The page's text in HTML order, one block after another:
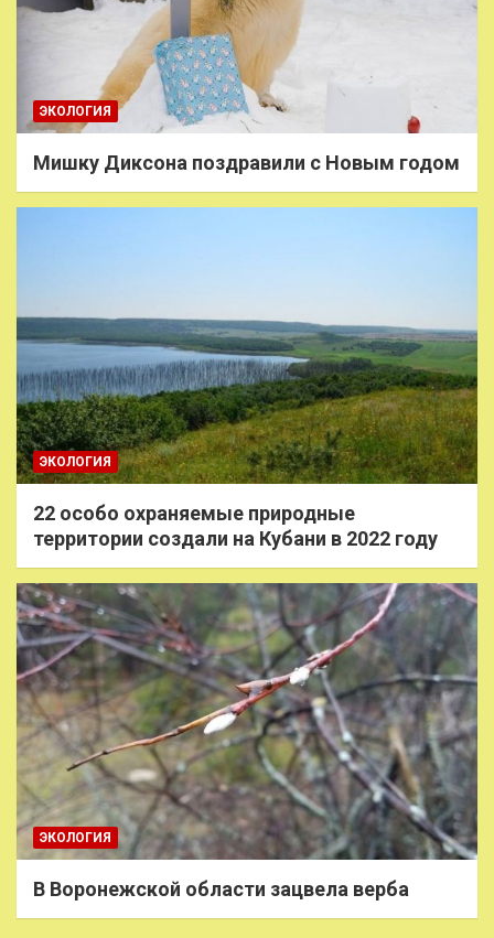
ЭКОЛОГИЯ
Мишку Диксона поздравили с Новым годом
ЭКОЛОГИЯ
22 особо охраняемые природные
территории создали на Кубани в 2022 году
ЭКОЛОГИЯ
В Воронежской области зацвела верба